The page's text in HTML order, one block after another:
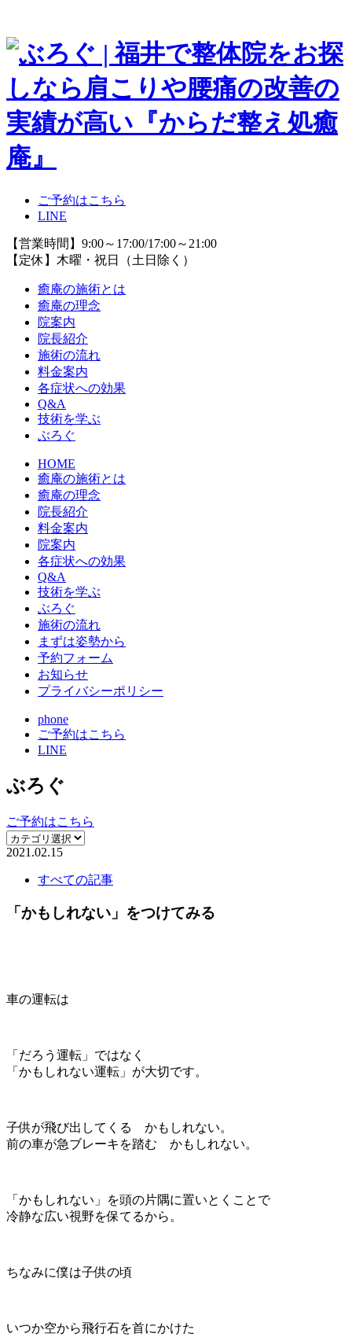
ご予約はこちら
LINE
【営業時間】9:00～17:00/17:00～21:00
【定休】木曜・祝日（土日除く）
癒庵の施術とは
癒庵の理念
院案内
院長紹介
施術の流れ
料金案内
各症状への効果
Q&A
技術を学ぶ
ぶろぐ
HOME
癒庵の施術とは
癒庵の理念
院長紹介
料金案内
院案内
各症状への効果
Q&A
技術を学ぶ
ぶろぐ
施術の流れ
まずは姿勢から
予約フォーム
お知らせ
プライバシーポリシー
phone
ご予約はこちら
LINE
ぶろぐ
ご予約はこちら
2021.02.15
すべての記事
「かもしれない」をつけてみる
車の運転は
「だろう運転」ではなく
「かもしれない運転」が大切です。
子供が飛び出してくる かもしれない。
前の車が急ブレーキを踏む かもしれない。
「かもしれない」を頭の片隅に置いとくことで
冷静な広い視野を保てるから。
ちなみに僕は子供の頃
いつか空から飛行石を首にかけた